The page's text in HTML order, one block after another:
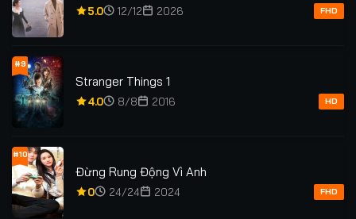
5.0 12/12 2026 FHD
#9
Stranger Things 1
4.0 8/8 2016 HD
#10
Đừng Rung Động Vì Anh
0 24/24 2024 FHD